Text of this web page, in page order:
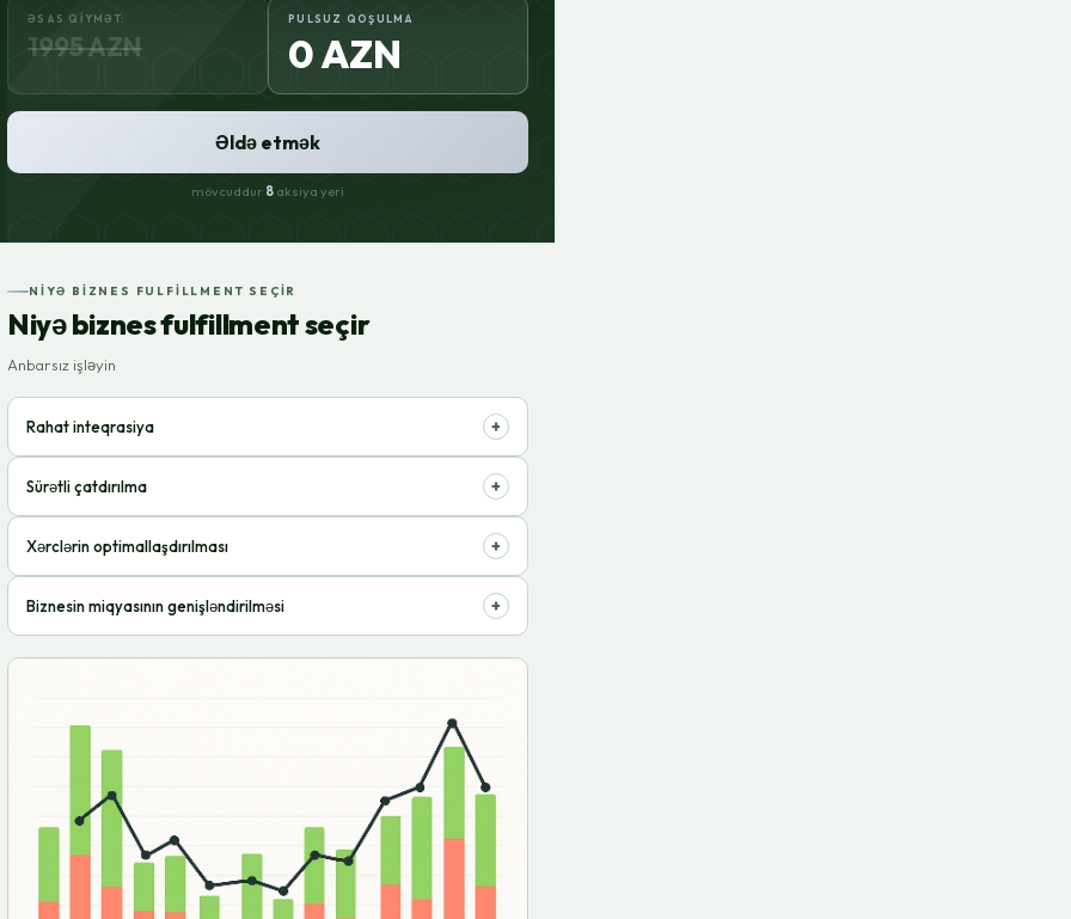
ƏSAS QIYMƏT:
1995 AZN
PULSUZ QOŞULMA
0 AZN
Əldə etmək
mövcuddur 8 aksiya yeri
NIYƏ BIZNES FULFILLMENT SEÇIR
Niyə biznes fulfillment seçir
Anbarsız işləyin
Rahat inteqrasiya +
Sürətli çatdırılma
+
Xərclərin optimallaşdırılması
+
Biznesin miqyasının genişləndirilməsi
+